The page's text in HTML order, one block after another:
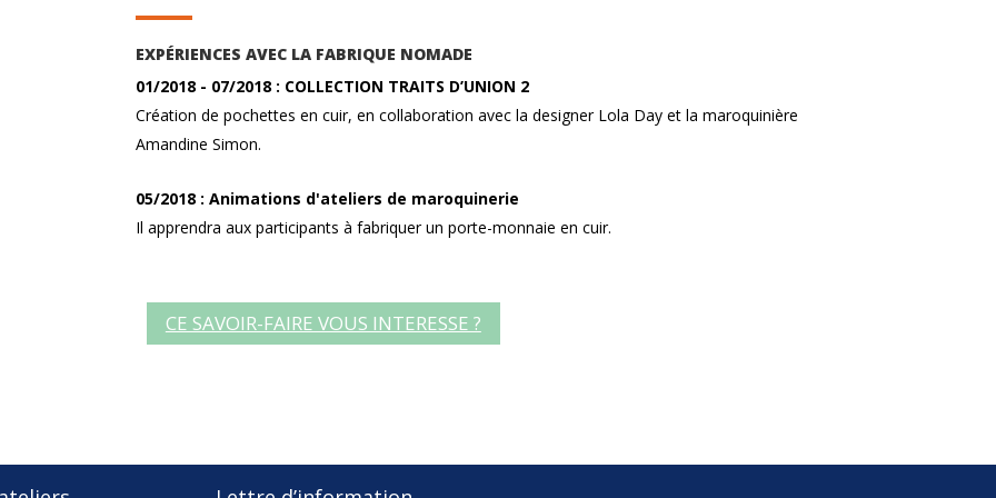
EXPÉRIENCES AVEC LA FABRIQUE NOMADE
01/2018 - 07/2018 : COLLECTION TRAITS D’UNION 2
Création de pochettes en cuir, en collaboration avec la designer Lola Day et la maroquinière
Amandine Simon.
05/2018 : Animations d'ateliers de maroquinerie
Il apprendra aux participants à fabriquer un porte-monnaie en cuir.
CE SAVOIR-FAIRE VOUS INTERESSE ?